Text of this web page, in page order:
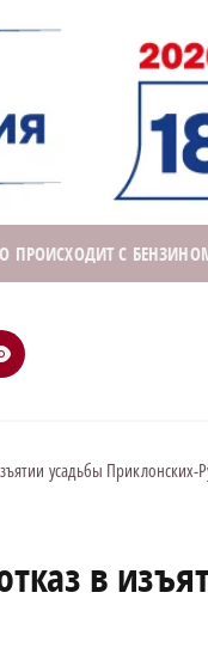
ПРОИСХОДИТ С
усадьбы Приклонских-
в